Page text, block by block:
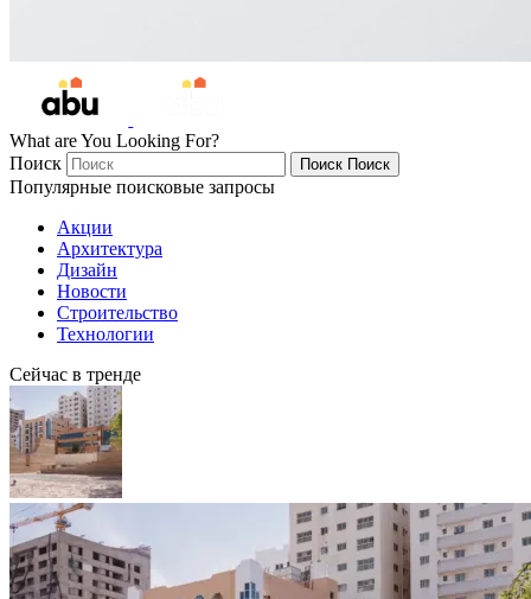
What are You Looking For?
Поиск
Поиск Поиск
Популярные поисковые запросы
Акции
Архитектура
Дизайн
Новости
Строительство
Технологии
Сейчас в тренде